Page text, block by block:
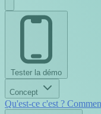
Tester la démo
Concept
Qu'est-ce c'est ?